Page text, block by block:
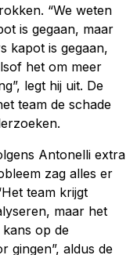
“We weten
is gegaan, maar
kapot is gegaan,
het om meer
legt hij uit. De
team de schade
Antonelli extra
zag alles er
team krijgt
maar het
op de
gingen”, aldus de